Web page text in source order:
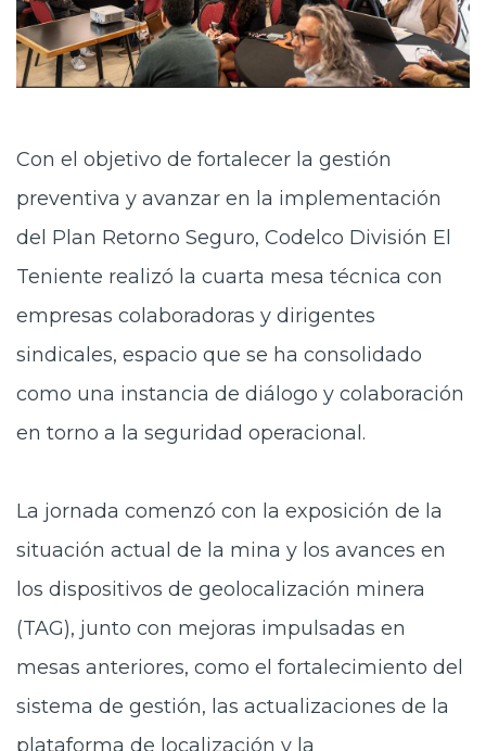
Con el objetivo de fortalecer la gestión
preventiva y avanzar en la implementación
del Plan Retorno Seguro, Codelco División El
Teniente realizó la cuarta mesa técnica con
empresas colaboradoras y dirigentes
sindicales, espacio que se ha consolidado
como una instancia de diálogo y colaboración
en torno a la seguridad operacional.
La jornada comenzó con la exposición de la
situación actual de la mina y los avances en
los dispositivos de geolocalización minera
(TAG), junto con mejoras impulsadas en
mesas anteriores, como el fortalecimiento del
sistema de gestión, las actualizaciones de la
plataforma de localización y la